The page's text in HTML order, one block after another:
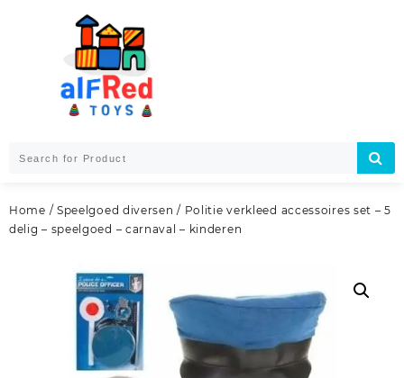
Home / Speelgoed diversen / Politie verkleed accessoires set – 5
delig – speelgoed – carnaval – kinderen